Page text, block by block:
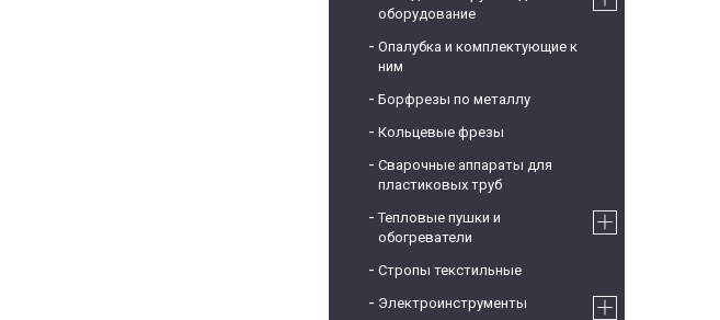
оборудование
Опалубка и комплектующие к
ним
Борфрезы по металлу
Кольцевые фрезы
Сварочные аппараты для
пластиковых труб
Тепловые пушки и
обогреватели
Стропы текстильные
Электроинструменты